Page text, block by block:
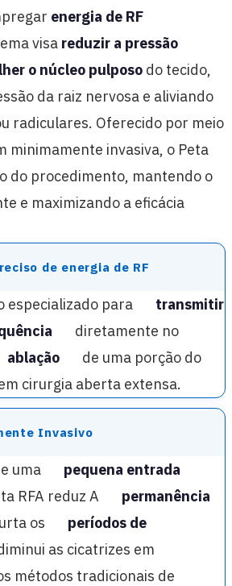
energia de RF
visa reduzir a pressão
o núcleo pulposo do tecido,
da raiz nervosa e aliviando
radiculares. Oferecido por meio
minimamente invasiva, o Peta
do procedimento, mantendo o
e maximizando a eficácia
de energia de RF
especializado para
transmitir
diretamente no
ablação
de uma porção do
cirurgia aberta extensa.
Invasivo
uma
pequena entrada
RFA reduz A
permanência
os
períodos de
as cicatrizes em
métodos tradicionais de